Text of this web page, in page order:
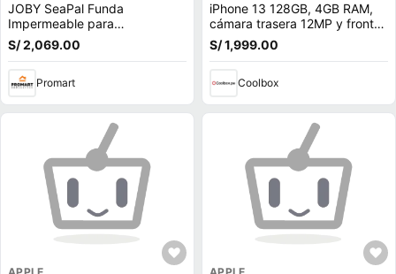
JOBY SeaPal Funda
Impermeable para
Smartphone - Compatible con
iPhone 12/13/14/15/16 y Gal
S/ 2,069.00
Promart
iPhone 13 128GB, 4GB RAM,
cámara trasera 12MP y frontal
12MP, 6.1"", blanco
S/ 1,999.00
Coolbox